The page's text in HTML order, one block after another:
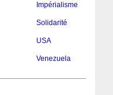
Impérialisme
Solidarité
USA
Venezuela